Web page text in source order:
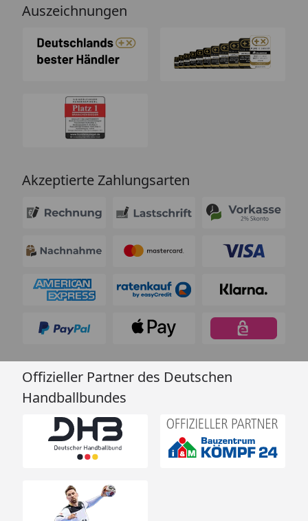
Auszeichnungen
Akzeptierte Zahlungsarten
Offizieller Partner des Deutschen
Handballbundes